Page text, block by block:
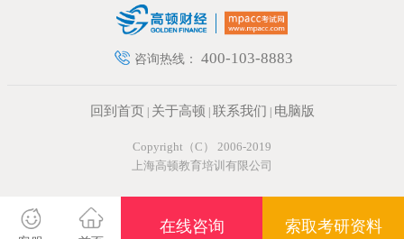
咨询热线： 400-103-8883
回到首页 关于高顿 联系我们 电脑版
Copyright（C） 2006-2019
上海高顿教育培训有限公司
在线咨询 索取考研资料